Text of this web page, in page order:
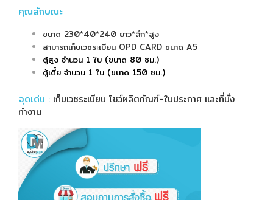
คุณลักษณะ
ขนาด 230*40*240 ยาว*ลึก*สูง
สามารถเก็บเวชระเบียน OPD CARD ขนาด A5
ตู้สูง จำนวน 1 ใบ (ขนาด 80 ซม.)
ตู้เตี้ย จำนวน 1 ใบ (ขนาด 150 ซม.)
จุดเด่น : เก็บเวชระเบียน โชว์ผลิตภัณฑ์-ใบประกาศ และที่นั่ง
ทำงาน